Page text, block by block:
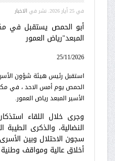
في25 أيار 2026 . نشر في الاخبار
أبو الحمص يستقبل في
المبعد"رياض العمور
25/11/2026
استقبل رئيس هيئة شؤون الأسرى
الحمص يوم أمس الاحد ، في
الأسير المبعد رياض العمور.
وجرى خلال اللقاء
النضالية، والذكرى
سجون الاحتلال وبين
أخلاق عالية ومواقف